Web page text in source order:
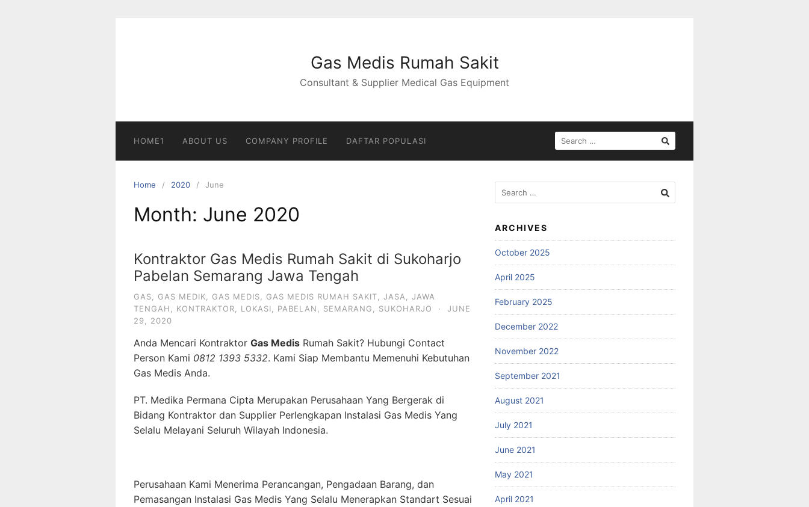
Gas Medis Rumah Sakit
Consultant & Supplier Medical Gas Equipment
HOME1 ABOUT US COMPANY PROFILE DAFTAR POPULASI
SEARCH
FOR:
Home 2020 June
Month: June 2020
Kontraktor Gas Medis Rumah Sakit di Sukoharjo
Pabelan Semarang Jawa Tengah
GAS GAS MEDIK GAS MEDIS GAS MEDIS RUMAH SAKIT JASA
JAWA
TENGAH
KONTRAKTOR LOKASI PABELAN SEMARANG SUKOHARJO ·
JUNE
29, 2020
Anda Mencari Kontraktor Gas Medis Rumah Sakit? Hubungi Contact
Person Kami 0812 1393 5332. Kami Siap Membantu Memenuhi Kebutuhan
Gas Medis Anda.
PT. Medika Permana Cipta Merupakan Perusahaan Yang Bergerak di
Bidang Kontraktor dan Supplier Perlengkapan Instalasi Gas Medis Yang
Selalu Melayani Seluruh Wilayah Indonesia.
Perusahaan Kami Menerima Perancangan, Pengadaan Barang, dan
Pemasangan Instalasi Gas Medis Yang Selalu Menerapkan Standart Sesuai
Search
for:
ARCHIVES
October 2025
April 2025
February 2025
December 2022
November 2022
September 2021
August 2021
July 2021
June 2021
May 2021
April 2021